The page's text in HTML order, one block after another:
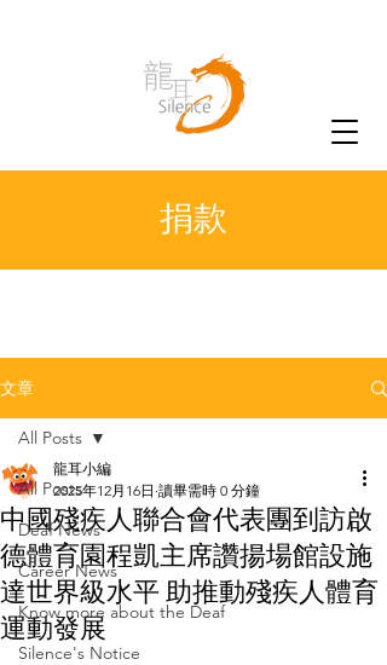
捐款
文章
All Posts
Deaf News
Career News
Know more about the Deaf
Silence's Notice
All Posts
中國殘疾人聯合會代表團到訪啟
德體育園程凱主席讚揚場館設施
達世界級水平 助推動殘疾人體育
運動發展
龍耳小編
2025年12月16日 讀畢需時 0 分鐘